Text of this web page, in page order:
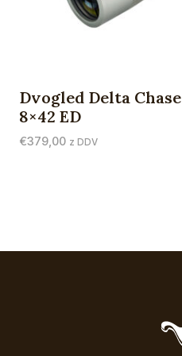
Dvogled Delta Chase
8×42 ED
€379,00 z DDV